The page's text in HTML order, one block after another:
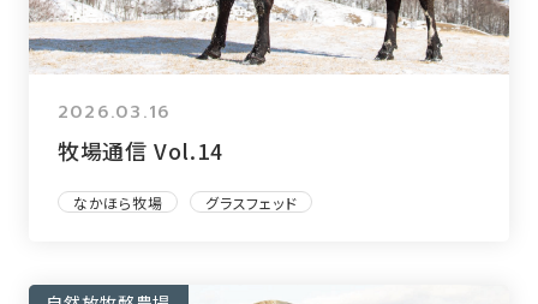
2026.03.16
牧場通信 Vol.14
なかほら牧場 グラスフェッド